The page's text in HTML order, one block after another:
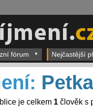
fórum Nejčastější
je celkem 1člověk s